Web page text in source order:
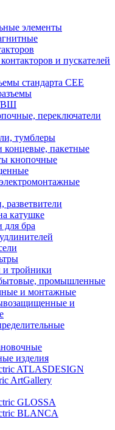
элементы
и пускателей
стандарта СЕЕ
ВШ
переключатели
тумблеры
концевые, пакетные
кнопочные
разветвители
катушке
бра
и тройники
промышленные
и монтажные
и
изделия
ATLASDESIGN
ArtGallery
GLOSSA
BLANCA